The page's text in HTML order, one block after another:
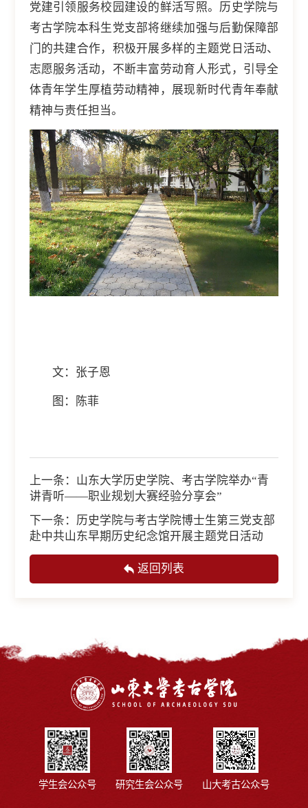
党建引领服务校园建设的鲜活写照。历史学院与
考古学院本科生党支部将继续加强与后勤保障部
门的共建合作，积极开展多样的主题党日活动、
志愿服务活动，不断丰富劳动育人形式，引导全
体青年学生厚植劳动精神，展现新时代青年奉献
精神与责任担当。
文：张子恩
图：陈菲
上一条： 山东大学历史学院、考古学院举办“青
讲青听——职业规划大赛经验分享会”
下一条： 历史学院与考古学院博士生第三党支部
赴中共山东早期历史纪念馆开展主题党日活动
返回列表
学生会公众号 研究生会公众号 山大考古公众号